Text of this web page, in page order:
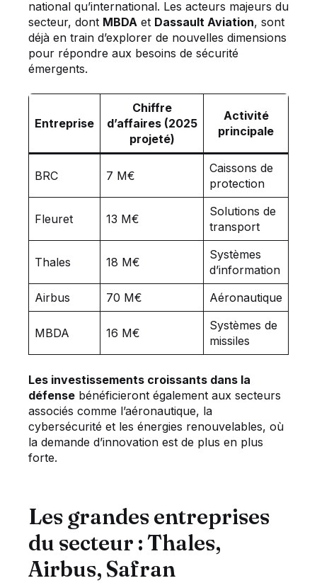
national qu’international. Les acteurs majeurs du
secteur, dont MBDA et Dassault Aviation, sont
déjà en train d’explorer de nouvelles dimensions
pour répondre aux besoins de sécurité
émergents.
Entreprise
Chiffre
d’affaires (2025
projeté)
Activité
principale
BRC 7 M€
Caissons de
protection
Fleuret 13 M€
Solutions de
transport
Thales 18 M€
Systèmes
d’information
Airbus
70 M€ Aéronautique
MBDA 16 M€
Systèmes de
missiles
Les investissements croissants dans la
défense bénéficieront également aux secteurs
associés comme l’aéronautique, la
cybersécurité et les énergies renouvelables, où
la demande d’innovation est de plus en plus
forte.
Les grandes entreprises
du secteur : Thales,
Airbus, Safran